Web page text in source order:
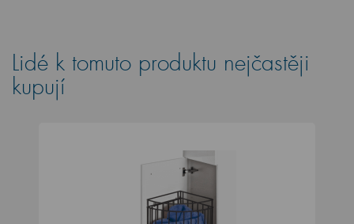
Lidé k tomuto produktu nejčastěji
kupují